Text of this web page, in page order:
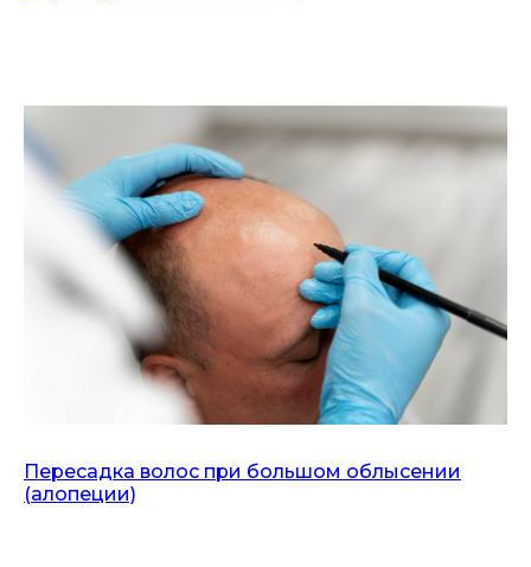
Пересадка волос при большом облысении
(алопеции)